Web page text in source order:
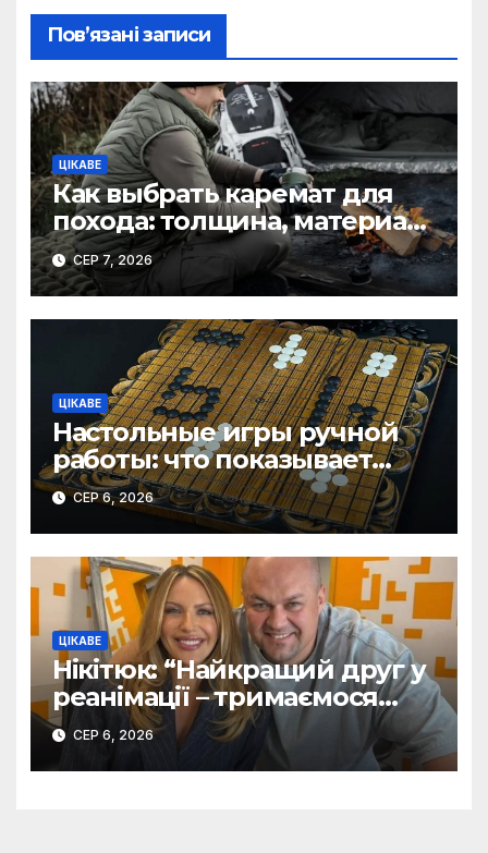
Пов’язані записи
ЦІКАВЕ
Как выбрать каремат для
похода: толщина, материал
и размер
СЕР 7, 2026
ЦІКАВЕ
Настольные игры ручной
работы: что показывает
рынок и почему цифры
говорят сами за себя
СЕР 6, 2026
ЦІКАВЕ
Нікітюк: “Найкращий друг у
реанімації – тримаємося
разом!”
СЕР 6, 2026